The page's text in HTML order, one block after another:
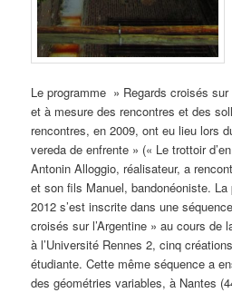
Le programme » Regards croisés sur
et à mesure des rencontres et des
rencontres, en 2009, ont eu lieu lors
vereda de enfrente » (« Le trottoir
Antonin Alloggio, réalisateur, a
et son fils Manuel, bandonéoniste.
2012 s’est inscrite dans une
croisés sur l’Argentine » au cours de
à l’Université Rennes 2, cinq
étudiante. Cette même séquence a
des géométries variables, à Nantes